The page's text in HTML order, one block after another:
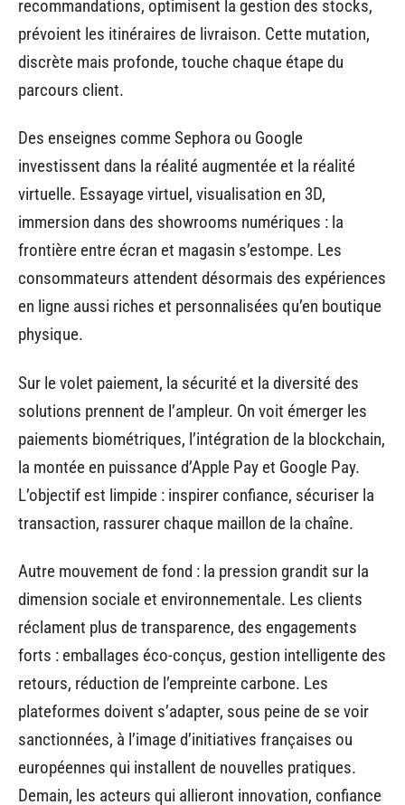
recommandations, optimisent la gestion des stocks,
prévoient les itinéraires de livraison. Cette mutation,
discrète mais profonde, touche chaque étape du
parcours client.
Des enseignes comme Sephora ou Google
investissent dans la réalité augmentée et la réalité
virtuelle. Essayage virtuel, visualisation en 3D,
immersion dans des showrooms numériques : la
frontière entre écran et magasin s’estompe. Les
consommateurs attendent désormais des expériences
en ligne aussi riches et personnalisées qu’en boutique
physique.
Sur le volet paiement, la sécurité et la diversité des
solutions prennent de l’ampleur. On voit émerger les
paiements biométriques, l’intégration de la blockchain,
la montée en puissance d’Apple Pay et Google Pay.
L’objectif est limpide : inspirer confiance, sécuriser la
transaction, rassurer chaque maillon de la chaîne.
Autre mouvement de fond : la pression grandit sur la
dimension sociale et environnementale. Les clients
réclament plus de transparence, des engagements
forts : emballages éco-conçus, gestion intelligente des
retours, réduction de l’empreinte carbone. Les
plateformes doivent s’adapter, sous peine de se voir
sanctionnées, à l’image d’initiatives françaises ou
européennes qui installent de nouvelles pratiques.
Demain, les acteurs qui allieront innovation, confiance